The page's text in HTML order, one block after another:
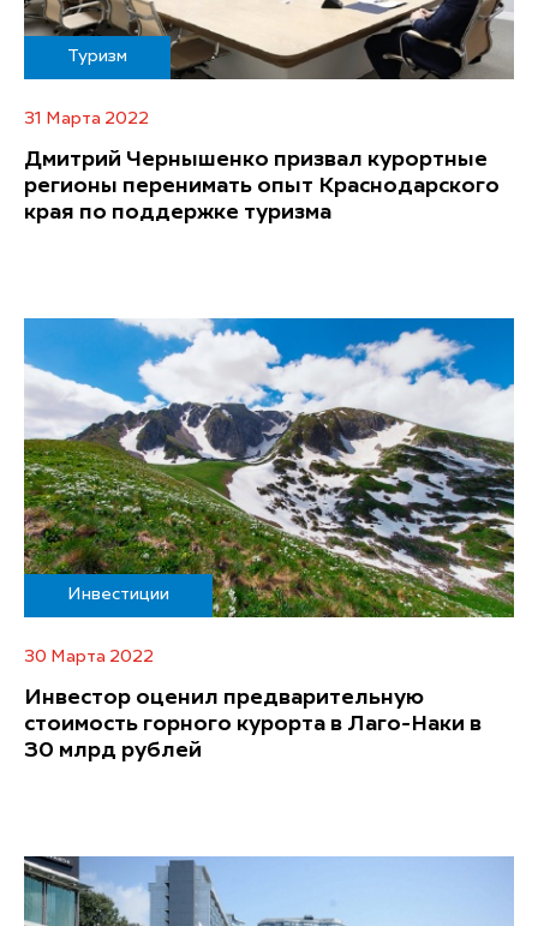
Туризм
31 Марта 2022
Дмитрий Чернышенко призвал курортные
регионы перенимать опыт Краснодарского
края по поддержке туризма
Инвестиции
30 Марта 2022
Инвестор оценил предварительную
стоимость горного курорта в Лаго-Наки в
30 млрд рублей